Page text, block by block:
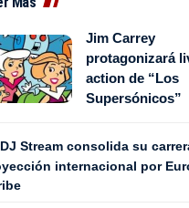
Jim Carrey
protagonizará
action de “Los
Supersónicos”
DJ Stream consolida su
internacional por